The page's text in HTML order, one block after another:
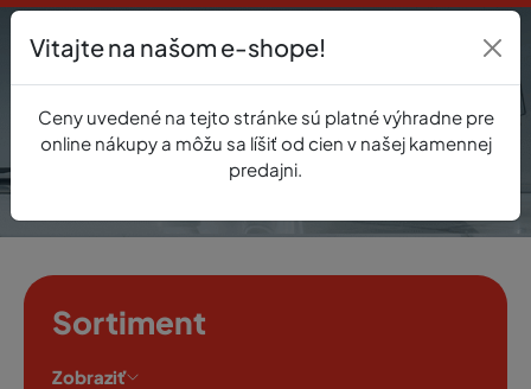
0
Sortiment
Zobraziť
Vitajte na našom e-shope!
Ceny uvedené na tejto stránke sú platné výhradne pre
online nákupy a môžu sa líšiť od cien v našej kamennej
predajni.